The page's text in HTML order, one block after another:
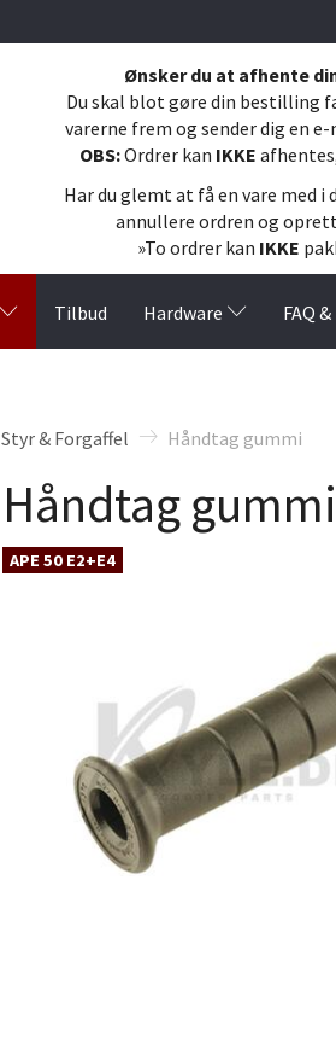
Ønsker du at afhente
Du skal blot gøre din bestilling
varerne frem og sender dig en
OBS:Ordrer kan IKKE
Har du glemt at få en vare med
annullere ordren og
»To ordrer kan IKKE
Tilbud Hardware FAQ
Styr & Forgaffel Håndtag gummi
Håndtag gummi
APE 50 E2+E4